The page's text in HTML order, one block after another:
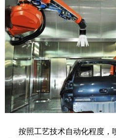
按照工艺技术自动化程度，